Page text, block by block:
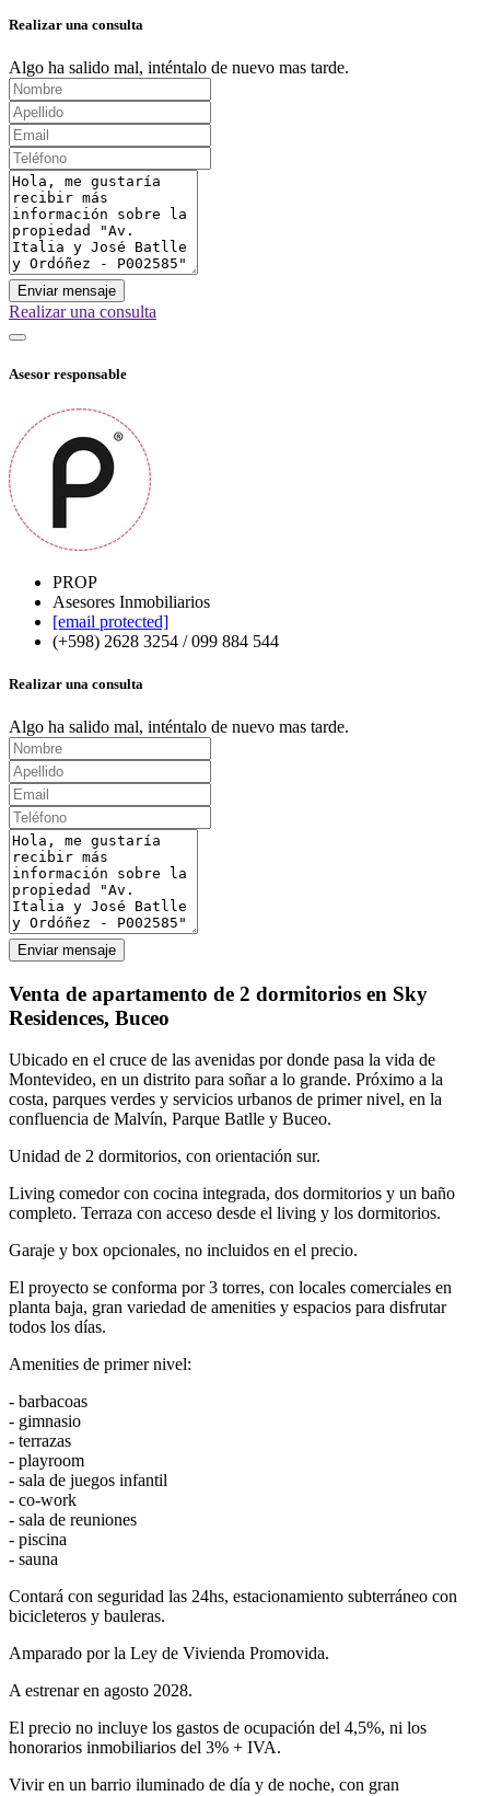
Realizar una consulta
Algo ha salido mal, inténtalo de nuevo mas tarde.
Enviar mensaje
Realizar una consulta
Asesor responsable
PROP
Asesores Inmobiliarios
[email protected]
(+598) 2628 3254 / 099 884 544
Realizar una consulta
Algo ha salido mal, inténtalo de nuevo mas tarde.
Enviar mensaje
Venta de apartamento de 2 dormitorios en Sky
Residences, Buceo
Ubicado en el cruce de las avenidas por donde pasa la vida de
Montevideo, en un distrito para soñar a lo grande. Próximo a la
costa, parques verdes y servicios urbanos de primer nivel, en la
confluencia de Malvín, Parque Batlle y Buceo.
Unidad de 2 dormitorios, con orientación sur.
Living comedor con cocina integrada, dos dormitorios y un baño
completo. Terraza con acceso desde el living y los dormitorios.
Garaje y box opcionales, no incluidos en el precio.
El proyecto se conforma por 3 torres, con locales comerciales en
planta baja, gran variedad de amenities y espacios para disfrutar
todos los días.
Amenities de primer nivel:
- barbacoas
- gimnasio
- terrazas
- playroom
- sala de juegos infantil
- co-work
- sala de reuniones
- piscina
- sauna
Contará con seguridad las 24hs, estacionamiento subterráneo con
bicicleteros y bauleras.
Amparado por la Ley de Vivienda Promovida.
A estrenar en agosto 2028.
El precio no incluye los gastos de ocupación del 4,5%, ni los
honorarios inmobiliarios del 3% + IVA.
Vivir en un barrio iluminado de día y de noche, con gran